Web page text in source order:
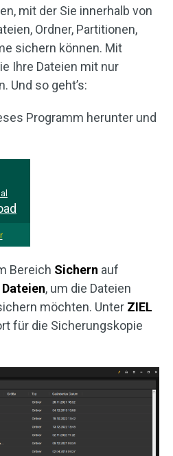
mit der Sie innerhalb von
Ordner, Partitionen,
sichern können. Mit
Ihre Dateien mit nur
Und so geht’s:
Programm herunter und
Bereich Sichern auf
, um die Dateien
möchten. Unter ZIEL
für die Sicherungskopie